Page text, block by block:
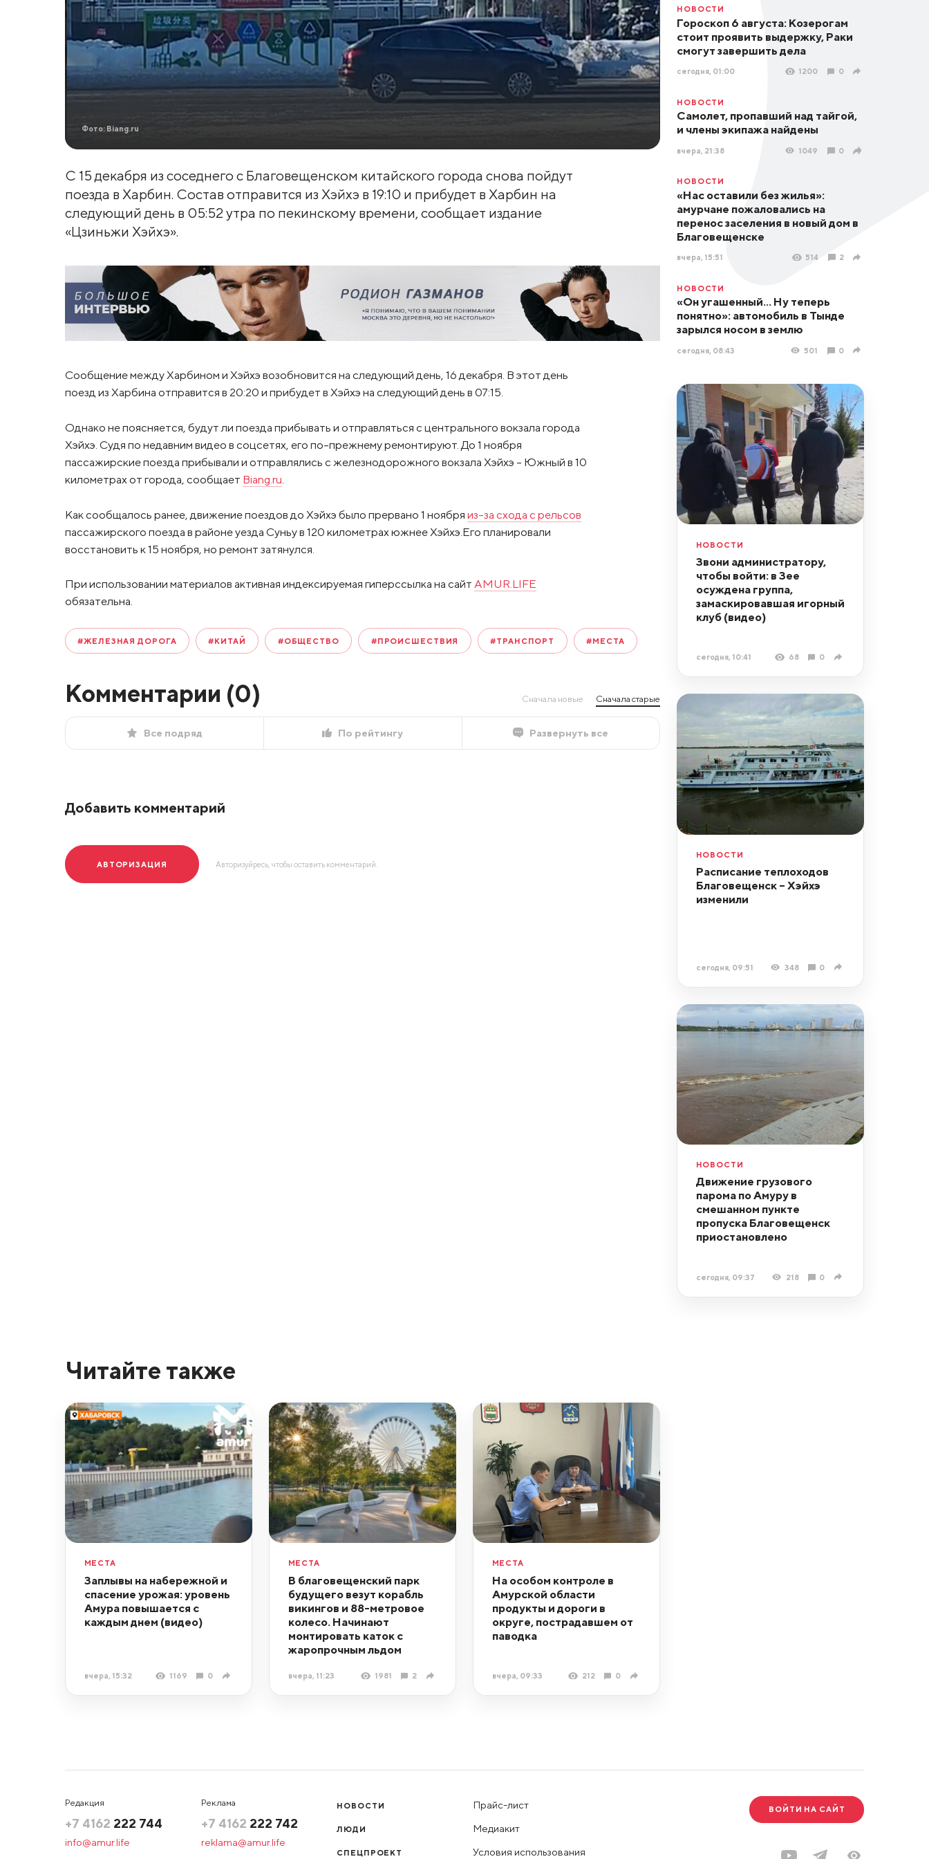
Фото: Biang.ru
С 15 декабря из соседнего с Благовещенском китайского города снова пойдут
поезда в Харбин. Состав отправится из Хэйхэ в 19:10 и прибудет в Харбин на
следующий день в 05:52 утра по пекинскому времени, сообщает издание
«Цзиньжи Хэйхэ».
Сообщение между Харбином и Хэйхэ возобновится на следующий день, 16 декабря. В этот день
поезд из Харбина отправится в 20:20 и прибудет в Хэйхэ на следующий день в 07:15.
Однако не поясняется, будут ли поезда прибывать и отправляться с центрального вокзала города
Хэйхэ. Судя по недавним видео в соцсетях, его по-прежнему ремонтируют. До 1 ноября
пассажирские поезда прибывали и отправлялись с железнодорожного вокзала Хэйхэ – Южный в 10
километрах от города, сообщает Biang.ru
Как сообщалось ранее, движение поездов до Хэйхэ было прервано 1 ноября из-за схода с рельсов
пассажирского поезда в районе уезда Суньу в 120 километрах южнее Хэйхэ.Его планировали
восстановить к 15 ноября, но ремонт затянулся.
При использовании материалов активная индексируемая гиперссылка на сайт AMUR.LIFE
обязательна.
#ЖЕЛЕЗНАЯ ДОРОГА #КИТАЙ #ОБЩЕСТВО #ПРОИСШЕСТВИЯ #ТРАНСПОРТ #МЕСТА
Комментарии (0) Сначала новые Сначала старые
Все подряд По рейтингу Развернуть все
Добавить комментарий
АВТОРИЗАЦИЯ Авторизуйресь, чтобы оставить комментарий.
НОВОСТИ
Гороскоп 6 августа: Козерогам
стоит проявить выдержку, Раки
смогут завершить дела
сегодня, 01:00 1200 0
НОВОСТИ
Самолет, пропавший над тайгой,
и члены экипажа найдены
вчера, 21:38 1049 0
НОВОСТИ
«Нас оставили без жилья»:
амурчане пожаловались на
перенос заселения в новый дом в
Благовещенске
вчера, 15:51 514 2
НОВОСТИ
«Он угашенный... Ну теперь
понятно»: автомобиль в Тынде
зарылся носом в землю
сегодня, 08:43 501 0
НОВОСТИ
Звони администратору,
чтобы войти: в Зее
осуждена группа,
замаскировавшая игорный
клуб (видео)
сегодня, 10:41 68 0
НОВОСТИ
Расписание теплоходов
Благовещенск – Хэйхэ
изменили
сегодня, 09:51 348 0
НОВОСТИ
Движение грузового
парома по Амуру в
смешанном пункте
пропуска Благовещенск
приостановлено
сегодня, 09:37 218 0
Читайте также
МЕСТА
Заплывы на набережной и
спасение урожая: уровень
Амура повышается с
каждым днем (видео)
вчера, 15:32 1169 0
МЕСТА
В благовещенский парк
будущего везут корабль
викингов и 88-метровое
колесо. Начинают
монтировать каток с
жаропрочным льдом
вчера, 11:23 1981 2
МЕСТА
На особом контроле в
Амурской области
продукты и дороги в
округе, пострадавшем от
паводка
вчера, 09:33 212 0
Редакция
+7 4162 222 744
info@amur.life
Реклама
+7 4162 222 742
reklama@amur.life
НОВОСТИ
ЛЮДИ
СПЕЦПРОЕКТ
Прайс-лист
Медиакит
Условия использования
ВОЙТИ НА САЙТ